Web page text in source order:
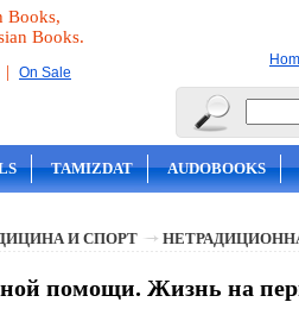
Books,
Books.
| On Sale
TAMIZDAT AUDOBOOKS
И СПОРТ
помощи. Жизнь на